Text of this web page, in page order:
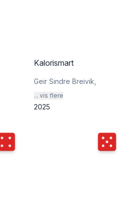
Kalorismart
Geir Sindre Breivik
... vis flere
2025
Terningkast